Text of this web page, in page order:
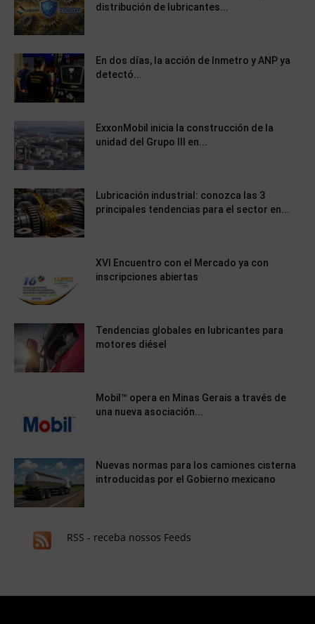
distribución de lubricantes...
En dos días, la acción de Inmetro y ANP ya
detectó...
ExxonMobil inicia la construcción de la
unidad del Grupo III en...
Lubricación industrial: conozca las 3
principales tendencias para el sector en...
XVI Encuentro con el Mercado ya con
inscripciones abiertas
Tendencias globales en lubricantes para
motores diésel
Mobil™ opera en Minas Gerais a través de
una nueva asociación...
Nuevas normas para los camiones cisterna
introducidas por el Gobierno mexicano
RSS - receba nossos Feeds